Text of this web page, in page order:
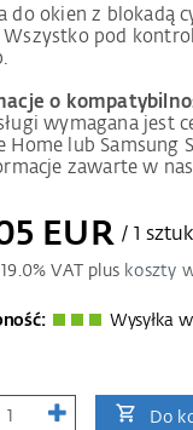
do okien z blokadą
Wszystko pod
o
wymagana jest
Home lub Samsung
zawarte w
EUR / 1
19.0% VAT plus koszty
Wysyłka
Do